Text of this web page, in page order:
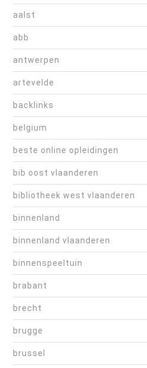
aalst
abb
antwerpen
artevelde
backlinks
belgium
beste online opleidingen
bib oost vlaanderen
bibliotheek west vlaanderen
binnenland
binnenland vlaanderen
binnenspeeltuin
brabant
brecht
brugge
brussel